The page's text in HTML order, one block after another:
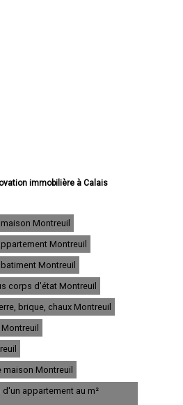
immobilière à Calais
immobilière à Lens
immobilière à Liévin
immobilière à Béthune
immobilière à Hénin-Beaumont
immobilière à Bruay-la-Buissière
immobilière à Avion
immobilière à Carvin
immobilière à Berck
immobilière à Saint-Omer
immobilière à Outreau
immobilière à Harnes
immobilière à Méricourt
immobilière à Nœux-les-Mines
immobilière à Bully-les-Mines
immobilière à Étaples
Montreuil
Montreuil
Montreuil
corps d'état Montreuil
brique, chaux Montreuil
maison Montreuil
appartement au m²